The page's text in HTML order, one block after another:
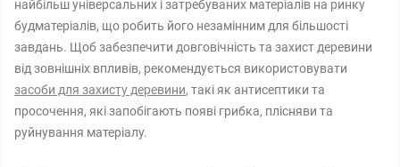
найбільш універсальних і затребуваних матеріалів на ринку
будматеріалів, що робить його незамінним для більшості
завдань. Щоб забезпечити довговічність та захист деревини
від зовнішніх впливів, рекомендується використовувати
засоби для захисту деревини, такі як антисептики та
просочення, які запобігають появі грибка, плісняви ​​та
руйнування матеріалу.